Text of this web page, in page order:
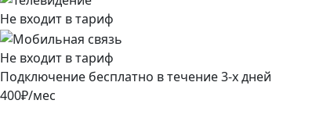
Не входит в тариф
Не входит в тариф
Подключение бесплатно в течение3-х дней
400₽/мес